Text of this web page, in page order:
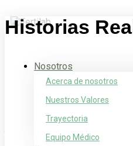
Nosotros
Acerca de nosotros
Nuestros Valores
Trayectoria
Equipo Médico
Historias
Hola, queríamos compartir con
El domingo 14 de abril cumplió 1 año
ella también nosotros en esta nueva
Por suerte es una bebé muy
todo es muy sociable.